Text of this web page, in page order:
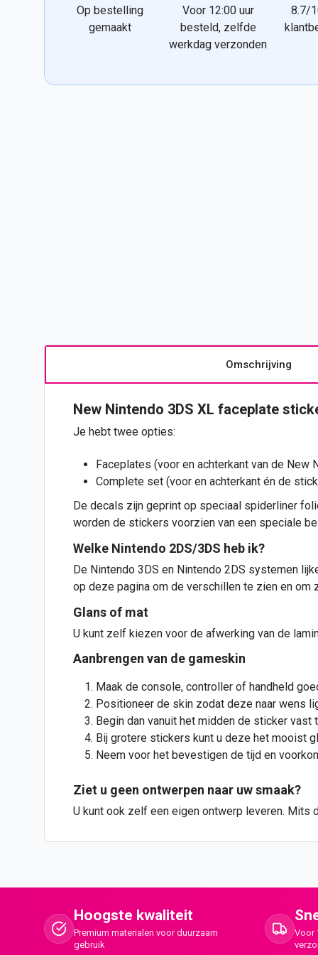
Op bestelling
gemaakt
Voor 12:00 uur
besteld, zelfde
werkdag verzonden
8.7/
Omschrijving
New Nintendo 3DS XL faceplate
Je hebt twee opties:
Faceplates (voor en achterkant van de New
Complete set (voor en achterkant én de
De decals zijn geprint op speciaal spiderliner
worden de stickers voorzien van een speciale
Welke Nintendo 2DS/3DS heb ik?
De Nintendo 3DS en Nintendo 2DS systemen
op deze pagina om de verschillen te zien en
Glans of mat
U kunt zelf kiezen voor de afwerking van de
Aanbrengen van de gameskin
Maak de console, controller of handheld
Positioneer de skin zodat deze naar wens
Begin dan vanuit het midden de sticker vast
Bij grotere stickers kunt u deze het mooist
Neem voor het bevestigen de tijd en
Ziet u geen ontwerpen naar uw smaak?
U kunt ook zelf een eigen ontwerp leveren. Mits
Hoogste kwaliteit
Premium materialen voor duurzaam
gebruik
Voor